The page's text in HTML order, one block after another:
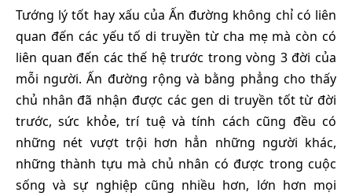
Tướng lý tốt hay xấu của Ấn đường không chỉ có liên
quan đến các yếu tố di truyền từ cha mẹ mà còn có
liên quan đến các thế hệ trước trong vòng 3 đời của
mỗi người. Ấn đường rộng và bằng phẳng cho thấy
chủ nhân đã nhận được các gen di truyền tốt từ đời
trước, sức khỏe, trí tuệ và tính cách cũng đều có
những nét vượt trội hơn hẳn những người khác,
những thành tựu mà chủ nhân có được trong cuộc
sống và sự nghiệp cũng nhiều hơn, lớn hơn mọi